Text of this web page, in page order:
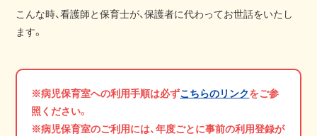
こんな時、看護師と保育士が、保護者に代わってお世話をいたし
ます。
※病児保育室への利用手順は必ずこちらのリンクをご参
照ください。
※病児保育室のご利用には、年度ごとに事前の利用登録が